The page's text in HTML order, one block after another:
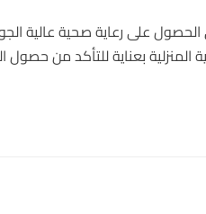
في الحصول على رعاية صحية
المنزلية بعناية للتأكد من